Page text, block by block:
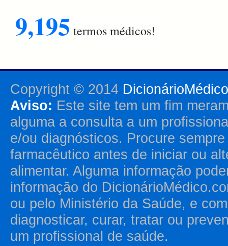
9,195 termos médicos!
Copyright © 2014
Aviso: Este site tem um fim
alguma a consulta a um
e/ou diagnósticos. Procure
farmacêutico antes de iniciar ou
alimentar. Alguma informação
informação do
ou pelo Ministério da Saúde, e
diagnosticar, curar, tratar ou
um profissional de saúde.